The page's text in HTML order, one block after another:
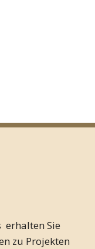
erhalten Sie
zu Projekten